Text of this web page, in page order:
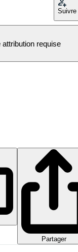
Suivre
attribution requise
Partager